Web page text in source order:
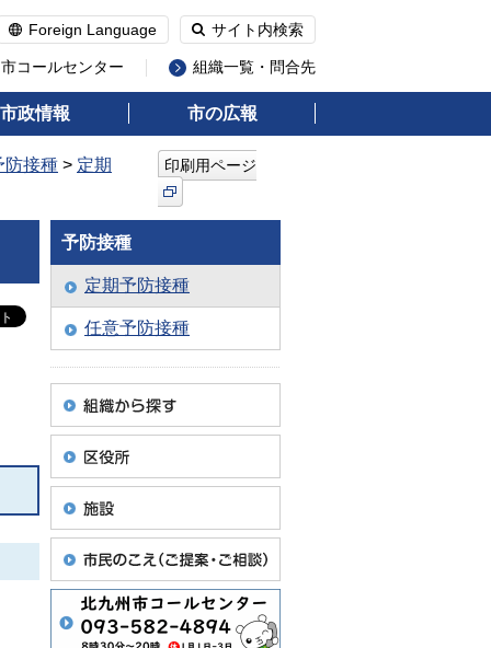
Foreign Language サイト内検索
コールセンター 組織一覧・問合先
市政情報 市の広報
防接種 > 定期 印刷用ページ
予防接種
定期予防接種
任意予防接種